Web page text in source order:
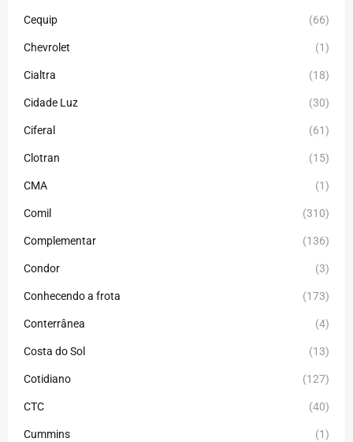
Cequip (66)
Chevrolet (1)
Cialtra (18)
Cidade Luz (30)
Ciferal (61)
Clotran (15)
CMA (1)
Comil (310)
Complementar (136)
Condor (3)
Conhecendo a frota (173)
Conterrânea (4)
Costa do Sol (13)
Cotidiano (127)
CTC (40)
Cummins (1)